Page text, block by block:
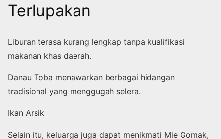
Terlupakan
Liburan terasa kurang lengkap tanpa kualifikasi
makanan khas daerah.
Danau Toba menawarkan berbagai hidangan
tradisional yang menggugah selera.
Ikan Arsik
Selain itu, keluarga juga dapat menikmati Mie Gomak,